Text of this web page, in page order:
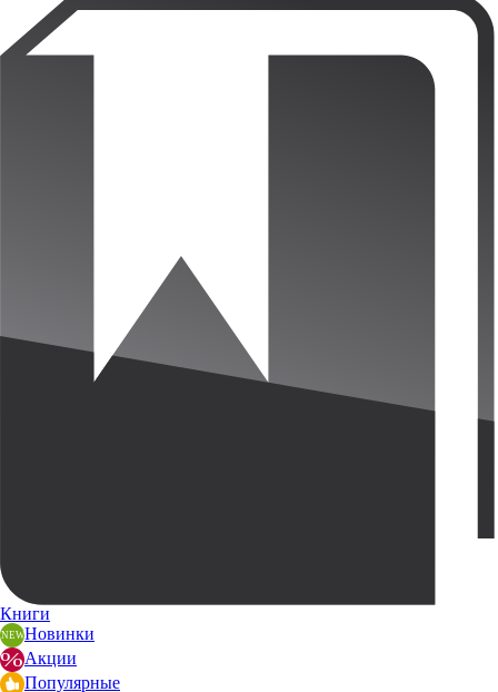
Книги
Новинки
Акции
Популярные